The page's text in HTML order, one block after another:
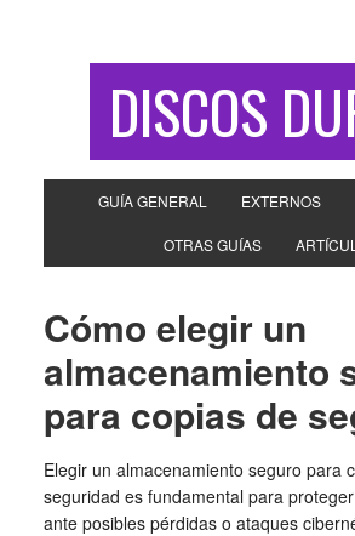
DISCOS
GUÍA GENERAL EXTERNOS
OTRAS GUÍAS
Cómo elegir un
almacenamiento
para copias de
Elegir un almacenamiento seguro para
seguridad es fundamental para
ante posibles pérdidas o ataques